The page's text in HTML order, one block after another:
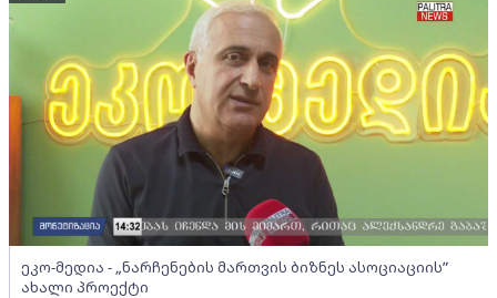
ეკო-მედია - „ნარჩენების მართვის ბიზნეს ასოციაციის”
ახალი პროექტი